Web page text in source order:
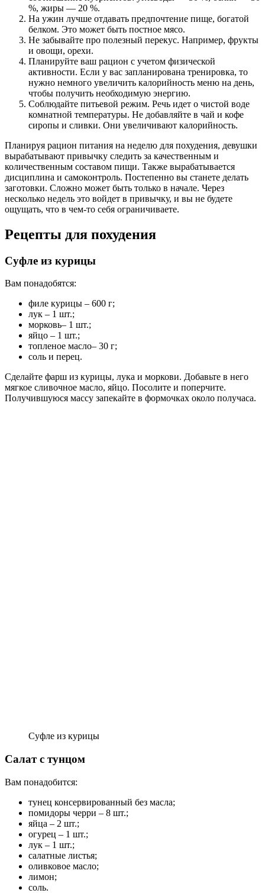
%, жиры — 20 %.
На ужин лучше отдавать предпочтение пище, богатой
белком. Это может быть постное мясо.
Не забывайте про полезный перекус. Например, фрукты
и овощи, орехи.
Планируйте ваш рацион с учетом физической
активности. Если у вас запланирована тренировка, то
нужно немного увеличить калорийность меню на день,
чтобы получить необходимую энергию.
Соблюдайте питьевой режим. Речь идет о чистой воде
комнатной температуры. Не добавляйте в чай и кофе
сиропы и сливки. Они увеличивают калорийность.
Планируя рацион питания на неделю для похудения, девушки
вырабатывают привычку следить за качественным и
количественным составом пищи. Также вырабатывается
дисциплина и самоконтроль. Постепенно вы станете делать
заготовки. Сложно может быть только в начале. Через
несколько недель это войдет в привычку, и вы не будете
ощущать, что в чем-то себя ограничиваете.
Рецепты для похудения
Суфле из курицы
Вам понадобятся:
филе курицы – 600 г;
лук – 1 шт.;
морковь– 1 шт.;
яйцо – 1 шт.;
топленое масло– 30 г;
соль и перец.
Сделайте фарш из курицы, лука и моркови. Добавьте в него
мягкое сливочное масло, яйцо. Посолите и поперчите.
Получившуюся массу запекайте в формочках около получаса.
Суфле из курицы
Салат с тунцом
Вам понадобится:
тунец консервированный без масла;
помидоры черри – 8 шт.;
яйца – 2 шт.;
огурец – 1 шт.;
лук – 1 шт.;
салатные листья;
оливковое масло;
лимон;
соль.